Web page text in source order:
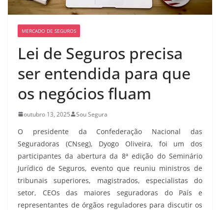
MERCADO DE SEGUROS
Lei de Seguros precisa
ser entendida para que
os negócios fluam
outubro 13, 2025 Sou Segura
O presidente da Confederação Nacional das
Seguradoras (CNseg), Dyogo Oliveira, foi um dos
participantes da abertura da 8ª edição do Seminário
Jurídico de Seguros, evento que reuniu ministros de
tribunais superiores, magistrados, especialistas do
setor, CEOs das maiores seguradoras do País e
representantes de órgãos reguladores para discutir os